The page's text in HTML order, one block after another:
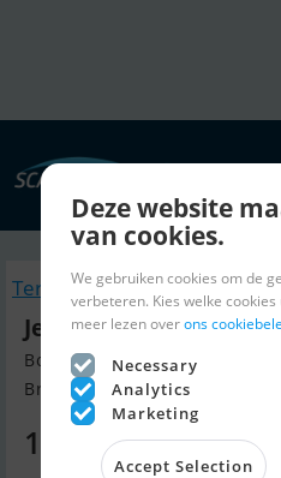
Terug naar zoeken
Jeanneau Symphonie
Bouw jaar 1980, Zeilboten te
Brouwershaven, The
16.500 EUR
Deze website
van cookies.
We gebruiken cookies om de
verbeteren. Kies welke
meer lezen overons
Necessary
Analytics
Marketing
Accept Selection